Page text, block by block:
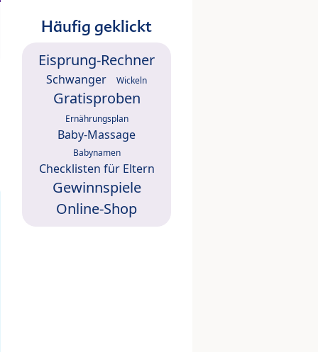
Häufig geklickt
Eisprung-Rechner
Schwanger Wickeln
Gratisproben
Ernährungsplan
Baby-Massage
Babynamen
Checklisten für Eltern
Gewinnspiele
Online-Shop